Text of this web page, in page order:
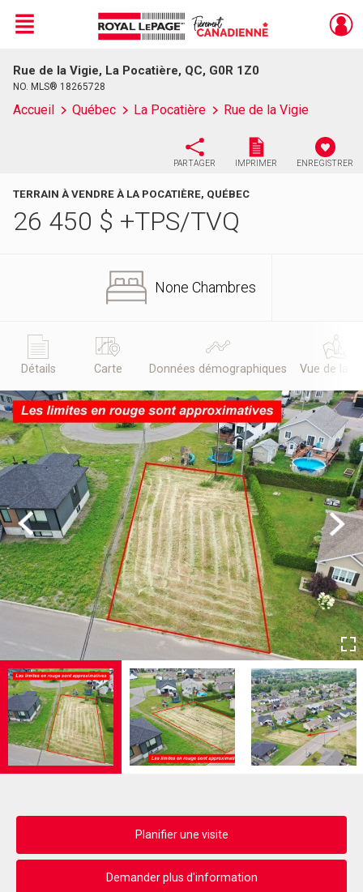
Live
En Direct
Menu
Rue de la Vigie, La Pocatière, QC, G0R 1Z0
NO. MLS® 18265728
Accueil Québec La Pocatière Rue de la Vigie
PARTAGER IMPRIMER ENREGISTRER
TERRAIN À VENDRE À LA POCATIÈRE, QUÉBEC
26 450 $ +TPS/TVQ
None Chambres
Détails Carte Données démographiques Vue de la
Previous Next
Planifier une visite
Demander plus d'information